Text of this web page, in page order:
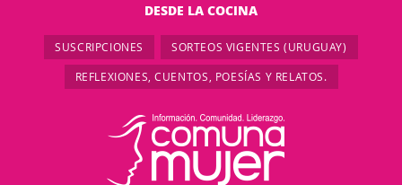
DESDE LA COCINA
SUSCRIPCIONES SORTEOS VIGENTES (URUGUAY)
REFLEXIONES, CUENTOS, POESÍAS Y RELATOS.